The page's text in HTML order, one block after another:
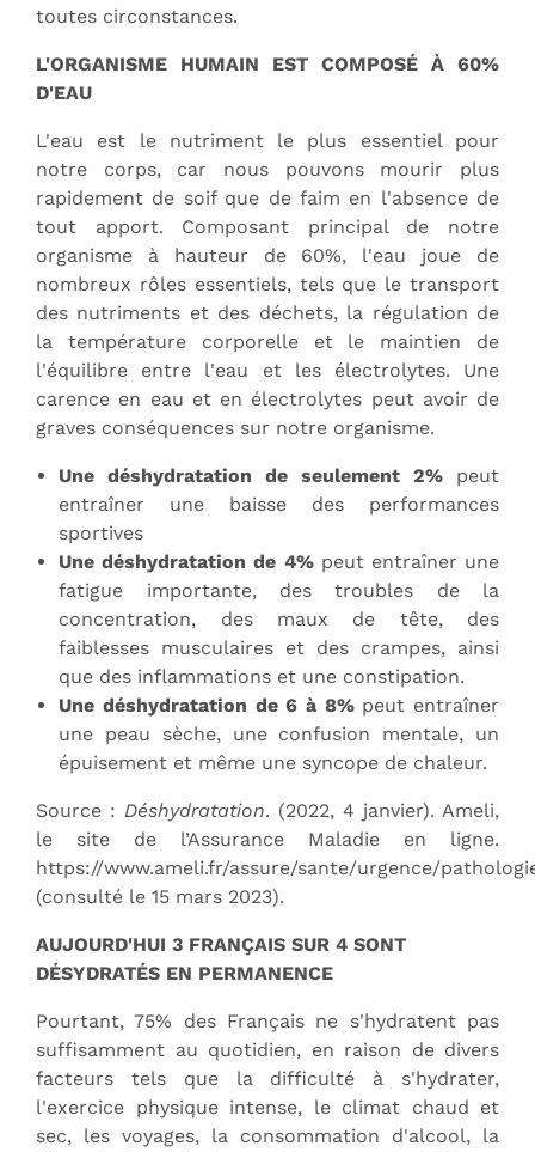
toutes circonstances.
L'ORGANISME HUMAIN EST COMPOSÉ À 60%
D'EAU
L'eau est le nutriment le plus essentiel pour
notre corps, car nous pouvons mourir plus
rapidement de soif que de faim en l'absence de
tout apport. Composant principal de notre
organisme à hauteur de 60%, l'eau joue de
nombreux rôles essentiels, tels que le transport
des nutriments et des déchets, la régulation de
la température corporelle et le maintien de
l'équilibre entre l'eau et les électrolytes. Une
carence en eau et en électrolytes peut avoir de
graves conséquences sur notre organisme.
Une déshydratation de seulement 2% peut
entraîner une baisse des performances
sportives
Une déshydratation de 4%peut entraîner une
fatigue importante, des troubles de la
concentration, des maux de tête, des
faiblesses musculaires et des crampes, ainsi
que des inflammations et une constipation.
Une déshydratation de 6 à 8%peut entraîner
une peau sèche, une confusion mentale, un
épuisement et même une syncope de chaleur.
Source : Déshydratation. (2022, 4 janvier). Ameli,
le site de l’Assurance Maladie en ligne.
https://www.ameli.fr/assure/sante/urgence/
(consulté le 15 mars 2023).
AUJOURD'HUI 3 FRANÇAIS SUR 4 SONT
DÉSYDRATÉS EN PERMANENCE
Pourtant, 75% des Français ne s'hydratent pas
suffisamment au quotidien, en raison de divers
facteurs tels que la difficulté à s'hydrater,
l'exercice physique intense, le climat chaud et
sec, les voyages, la consommation d'alcool, la